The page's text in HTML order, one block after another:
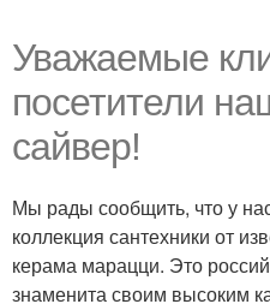
Уважаемые
посетители
сайвер!
Мы рады сообщить, что у
коллекция сантехники от
керама марацци. Это
знаменита своим высоким